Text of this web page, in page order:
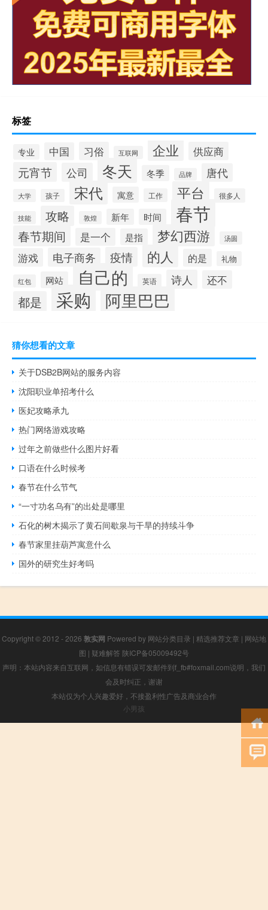
标签
专业 中国 习俗 互联网 企业 供应商
元宵节 公司 冬天 冬季 品牌 唐代
大学 孩子 宋代 寓意 工作 平台 很多人
技能 攻略 敦煌 新年 时间 春节
春节期间 是一个 是指 梦幻西游 汤圆
游戏 电子商务 疫情 的人 的是 礼物
红包 网站 自己的 英语 诗人 还不
都是 采购 阿里巴巴
猜你想看的文章
关于DSB2B网站的服务内容
沈阳职业单招考什么
医妃攻略承九
热门网络游戏攻略
过年之前做些什么图片好看
口语在什么时候考
春节在什么节气
“一寸功名乌有”的出处是哪里
石化的树木揭示了黄石间歇泉与干旱的持续斗争
春节家里挂葫芦寓意什么
国外的研究生好考吗
Copyright © 2012 - 2026 敦实网 Powered by 网站分类目录 | 精选推荐文章 | 网站地
图 | 疑难解答 陕ICP备05009492号
声明：本站内容来自互联网，如信息有错误可发邮件到f_fb#foxmail.com说明，我们
会及时纠正，谢谢
本站仅为个人兴趣爱好，不接盈利性广告及商业合作
小男孩